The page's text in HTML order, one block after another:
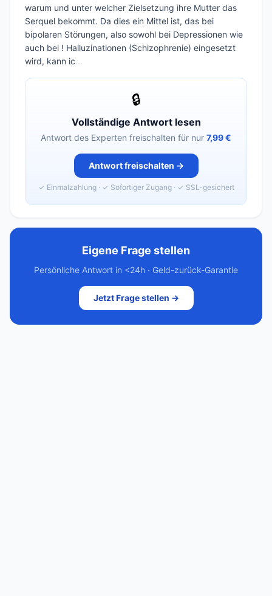
warum und unter welcher Zielsetzung ihre Mutter das
Serquel bekommt. Da dies ein Mittel ist, das bei
bipolaren Störungen, also sowohl bei Depressionen wie
auch bei ! Halluzinationen (Schizophrenie) eingesetzt
wird, kann ic...
🔒
Vollständige Antwort lesen
Antwort des Experten freischalten für nur 7,99 €
Antwort freischalten →
✓ Einmalzahlung · ✓ Sofortiger Zugang · ✓ SSL-gesichert
Eigene Frage stellen
Persönliche Antwort in <24h · Geld-zurück-Garantie
Jetzt Frage stellen →